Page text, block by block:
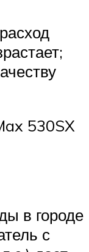
530SX
в городе
с